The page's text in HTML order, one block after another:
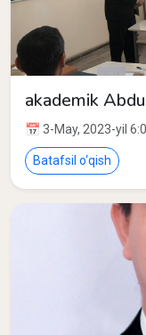
akademik
📅 3-May, 2023-yil
Batafsil o‘qish